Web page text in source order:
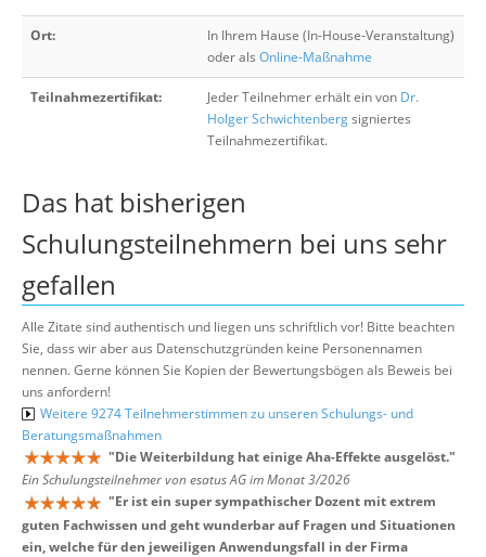
Ort:
In Ihrem Hause (In-House-Veranstaltung)
oder als Online-Maßnahme
Teilnahmezertifikat: Jeder Teilnehmer erhält ein von Dr.
Holger Schwichtenbergsigniertes
Teilnahmezertifikat.
Das hat bisherigen
Schulungsteilnehmern bei uns sehr
gefallen
Alle Zitate sind authentisch und liegen uns schriftlich vor! Bitte beachten
Sie, dass wir aber aus Datenschutzgründen keine Personennamen
nennen. Gerne können Sie Kopien der Bewertungsbögen als Beweis bei
uns anfordern!
Weitere 9274 Teilnehmerstimmen zu unseren Schulungs- und
Beratungsmaßnahmen
"Die Weiterbildung hat einige Aha-Effekte ausgelöst."
Ein Schulungsteilnehmer von esatus AG im Monat 3/2026
"Er ist ein super sympathischer Dozent mit extrem
guten Fachwissen und geht wunderbar auf Fragen und Situationen
ein, welche für den jeweiligen Anwendungsfall in der Firma